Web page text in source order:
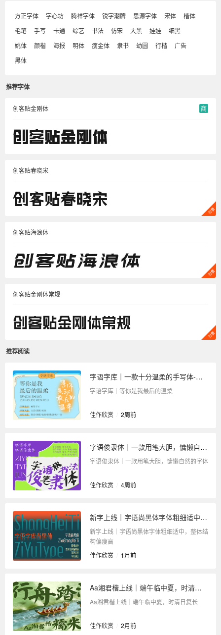
方正字体 字心坊 腾祥字体 锐字潮牌 思源字体 宋体
楷体
毛笔
手写 卡通 综艺 书法 仿宋 大黑 娃娃
细黑
姚体
颜楷 海报 明体 瘦金体 隶书 幼圆 行楷
广告
黑体
推荐字体
创客贴金刚体 商
创客贴春晓宋
创客贴海浪体
创客贴金刚体常规
推荐阅读
字语字库｜一款十分温柔的手写体-等你是我最后的温柔
字语字库｜等你是我最后的温柔
佳作欣赏 2周前
字语俊隶体｜一款用笔大胆，慵懒自然的字体
字语俊隶体｜一款用笔大胆，慵懒自然的字体
佳作欣赏 4周前
新字上线｜字语尚黑体字体粗细适中，整体结构偏瘦高
新字上线｜字语尚黑体字体粗细适中，整体结
构偏瘦高
佳作欣赏
1月前
Aa湘君楷上线｜端午临中夏，时清日复长
Aa湘君楷上线｜端午临中夏，时清日复长
佳作欣赏 2月前